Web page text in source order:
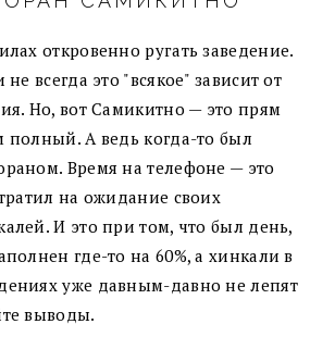
откровенно ругать заведение.
всегда это "всякое" зависит от
Но, вот Самикитно — это прям
полный. А ведь когда-то был
Время на телефоне — это
на ожидание своих
И это при том, что был день,
где-то на 60%, а хинкали в
уже давным-давно не лепят
выводы.